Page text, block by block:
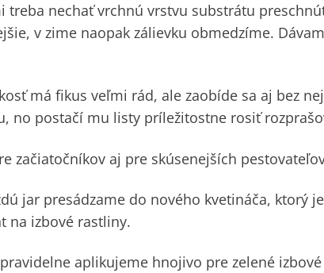
treba nechať vrchnú vrstvu substrátu
v zime naopak zálievku obmedzíme.
má fikus veľmi rád, ale zaobíde sa aj bez
no postačí mu listy príležitostne rosiť
začiatočníkov aj pre skúsenejších
jar presádzame do nového kvetináča, ktorý
na izbové rastliny.
aplikujeme hnojivo pre zelené